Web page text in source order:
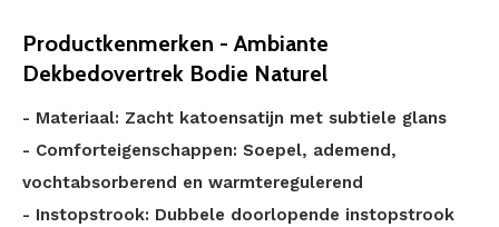
Productkenmerken - Ambiante
Dekbedovertrek Bodie Naturel
- Materiaal: Zacht katoensatijn met subtiele glans
- Comforteigenschappen: Soepel, ademend,
vochtabsorberend en warmteregulerend
- Instopstrook: Dubbele doorlopende instopstrook